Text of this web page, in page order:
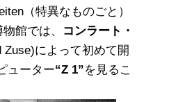
（特異なものごと）
館では、
コンラート・
Zuse)によって初めて開
ューター“Z 1”を見るこ